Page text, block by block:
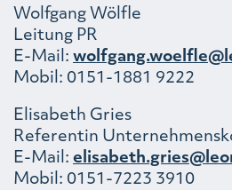
Wolfgang Wölfle
Leitung PR
E-Mail:
Mobil: 0151-1881 9222
Elisabeth Gries
Referentin
E-Mail:
Mobil: 0151-7223 3910